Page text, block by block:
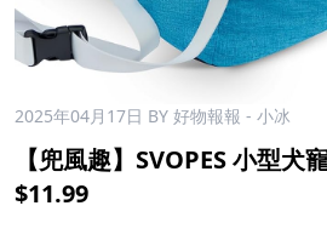
2025年04月17日 BY 好物報報 - 小冰
【兜風趣】SVOPES 小型犬
$11.99